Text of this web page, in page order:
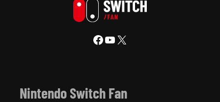
Facebook YouTube X
Nintendo Switch Fan